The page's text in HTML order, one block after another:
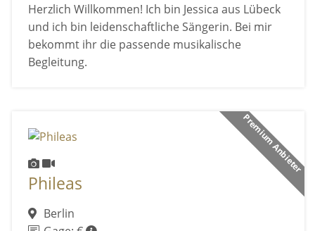
Herzlich Willkommen! Ich bin Jessica aus Lübeck
und ich bin leidenschaftliche Sängerin. Bei mir
bekommt ihr die passende musikalische
Begleitung.
Premium Anbieter
Phileas
Berlin